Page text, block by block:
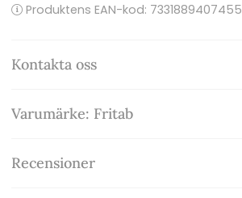
Produktens EAN-kod: 7331889407455
Kontakta oss
Varumärke: Fritab
Recensioner